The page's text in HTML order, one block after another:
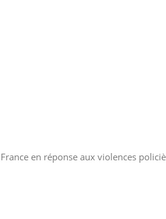
en réponse aux violences